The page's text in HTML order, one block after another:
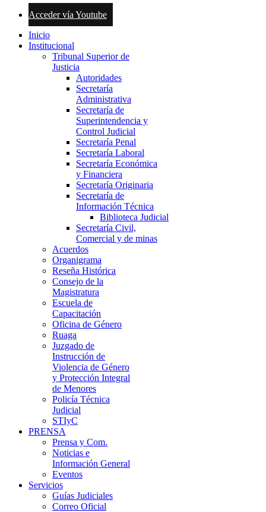
Acceder vía Youtube
Inicio
Institucional
Tribunal Superior de
Justicia
Autoridades
Secretaría
Administrativa
Secretaría de
Superintendencia y
Control Judicial
Secretaría Penal
Secretaría Laboral
Secretaría Económica
y Financiera
Secretaría Originaria
Secretaría de
Información Técnica
Biblioteca Judicial
Secretaría Civil,
Comercial y de minas
Acuerdos
Organigrama
Reseña Histórica
Consejo de la
Magistratura
Escuela de
Capacitación
Oficina de Género
Ruaga
Juzgado de
Instrucción de
Violencia de Género
y Protección Integral
de Menores
Policía Técnica
Judicial
STIyC
PRENSA
Prensa y Com.
Noticias e
Información General
Eventos
Servicios
Guías Judiciales
Correo Oficial